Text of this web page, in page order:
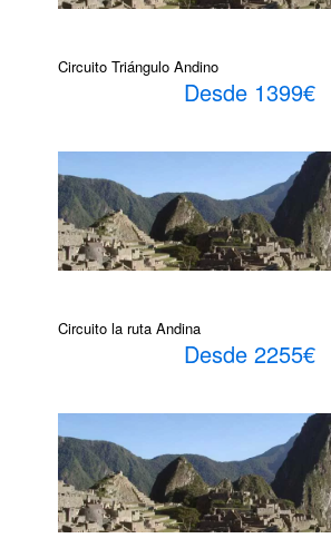
Circuito Triángulo Andino
Desde 1399€
Circuito la ruta Andina
Desde 2255€